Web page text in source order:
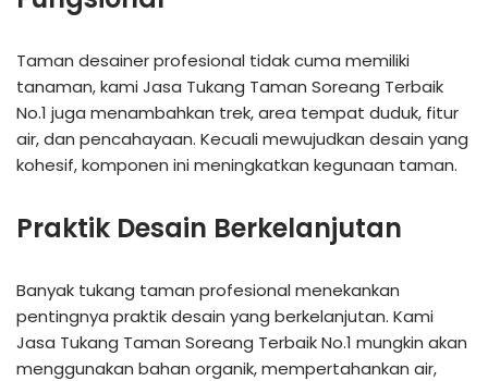
Taman desainer profesional tidak cuma memiliki
tanaman, kami Jasa Tukang Taman Soreang Terbaik
No.1 juga menambahkan trek, area tempat duduk, fitur
air, dan pencahayaan. Kecuali mewujudkan desain yang
kohesif, komponen ini meningkatkan kegunaan taman.
Praktik Desain Berkelanjutan
Banyak tukang taman profesional menekankan
pentingnya praktik desain yang berkelanjutan. Kami
Jasa Tukang Taman Soreang Terbaik No.1 mungkin akan
menggunakan bahan organik, mempertahankan air,